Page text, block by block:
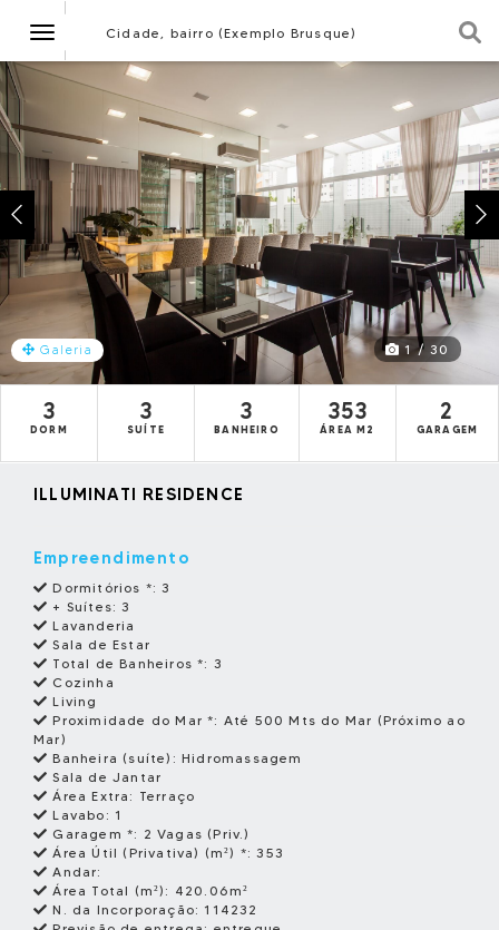
NavegaçãoCidade, bairro (Exemplo Brusque)
Galeria 1 / 30
3
DORM
3
SUÍTE
3
BANHEIRO
353
ÁREA M2
2
GARAGEM
ILLUMINATI RESIDENCE
Empreendimento
Dormitórios *:3
+ Suítes:3
Lavanderia
Sala de Estar
Total de Banheiros *: 3
Cozinha
Living
Proximidade do Mar *: Até 500 Mts do Mar (Próximo ao
Mar)
Banheira (suíte):Hidromassagem
Sala de Jantar
Área Extra: Terraço
Lavabo: 1
Garagem *: 2 Vagas (Priv.)
Área Útil (Privativa) (m²) *:353
Andar:
Área Total (m²): 420.06m²
N. da Incorporação: 114232